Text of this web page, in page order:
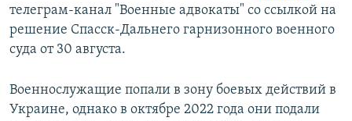
телеграм-канал "Военные адвокаты" со ссылкой на
решение Спасск-Дальнего гарнизонного военного
суда от 30 августа.
Военнослужащие попали в зону боевых действий в
Украине, однако в октябре 2022 года они подали